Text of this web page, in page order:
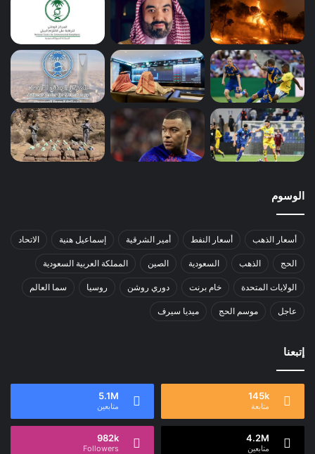
الوسوم
أسعار الذهب أسعار النفط أمير الشرقية إسماعيل هنية الاتحاد
الحج الذهب السعودية الصين المملكة العربية السعودية
الولايات المتحدة خام برنت دوري روشن روسيا سما العالم
عاجل موسم الحج ميديا سيرف
إتبعنا
145k
متابعة
5.1M
متابعين
4.2M
متابعين
982k
Followers